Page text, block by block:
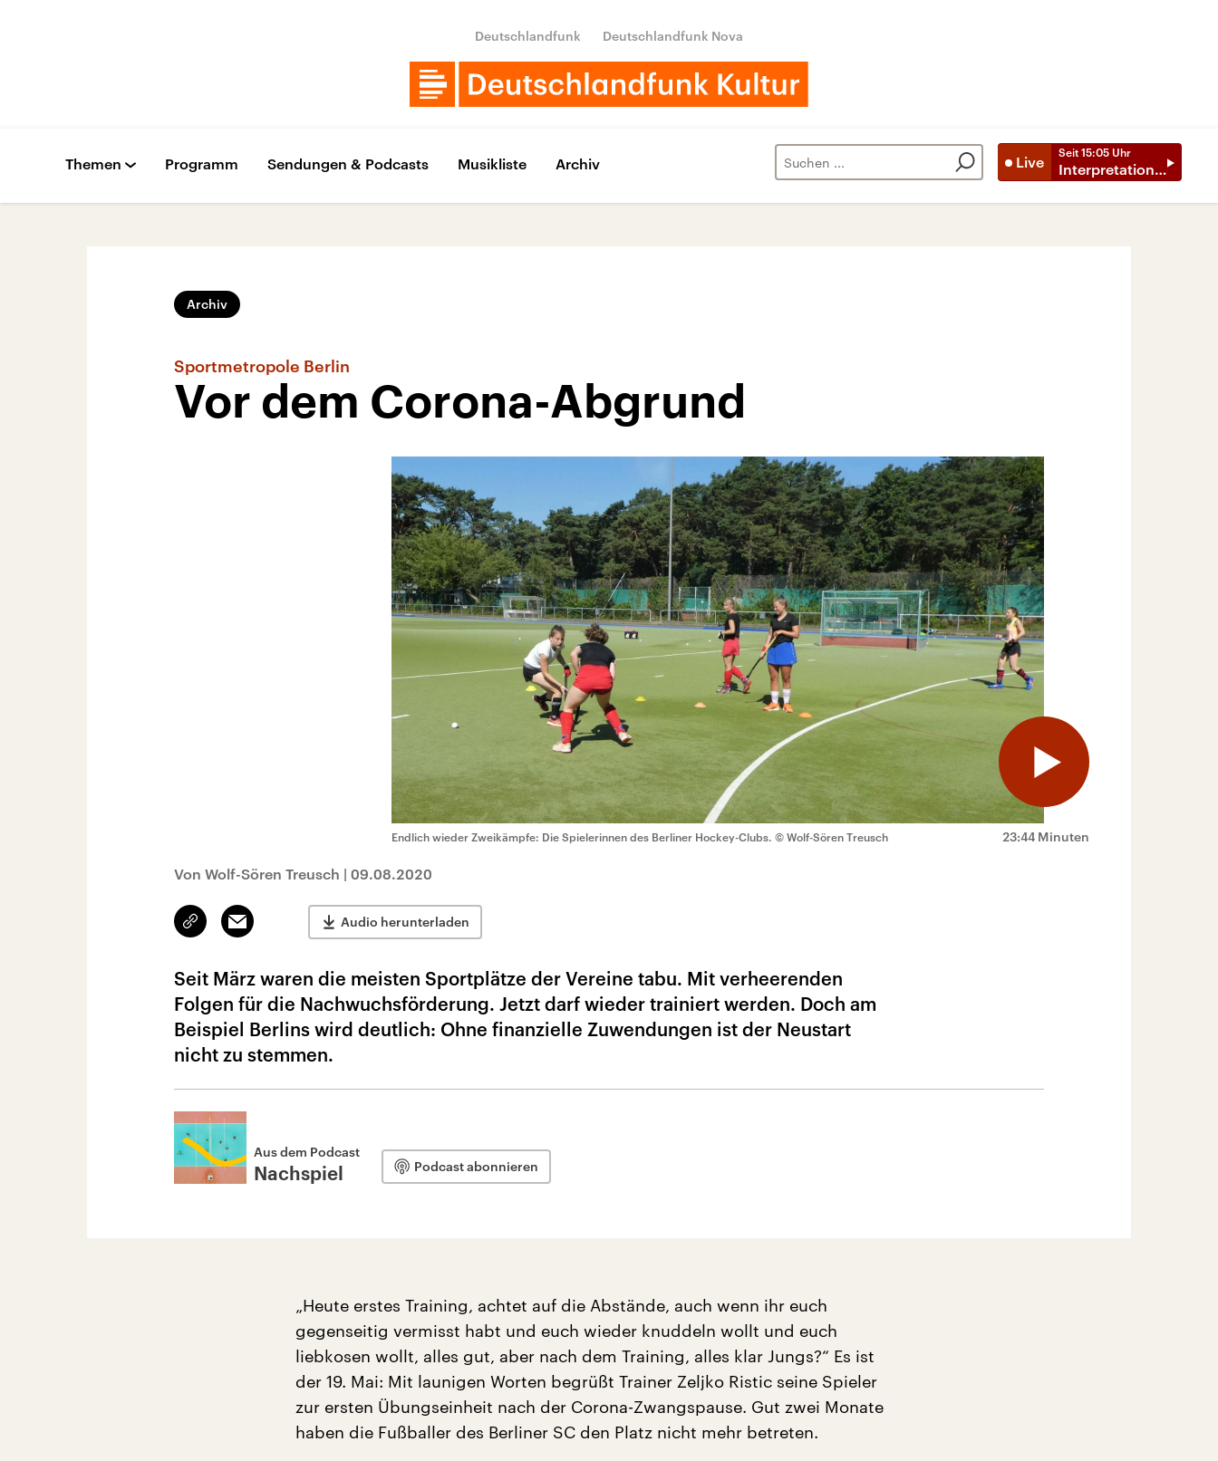
Deutschlandfunk Deutschlandfunk Nova
Live
Seit 15:05 Uhr
Interpretationen
Themen Programm Sendungen & Podcasts Musikliste Archiv
Archiv
Sportmetropole Berlin
Vor dem Corona-Abgrund
23:44 Minuten
Endlich wieder Zweikämpfe: Die Spielerinnen des Berliner Hockey-Clubs. © Wolf-Sören Treusch
Von Wolf-Sören Treusch | 09.08.2020
Link
kopieren/teilen
Email Audio herunterladen
Seit März waren die meisten Sportplätze der Vereine tabu. Mit verheerenden
Folgen für die Nachwuchsförderung. Jetzt darf wieder trainiert werden. Doch am
Beispiel Berlins wird deutlich: Ohne finanzielle Zuwendungen ist der Neustart
nicht zu stemmen.
Aus dem Podcast
Nachspiel Podcast abonnieren
„Heute erstes Training, achtet auf die Abstände, auch wenn ihr euch
gegenseitig vermisst habt und euch wieder knuddeln wollt und euch
liebkosen wollt, alles gut, aber nach dem Training, alles klar Jungs?“ Es ist
der 19. Mai: Mit launigen Worten begrüßt Trainer Zeljko Ristic seine Spieler
zur ersten Übungseinheit nach der Corona-Zwangspause. Gut zwei Monate
haben die Fußballer des Berliner SC den Platz nicht mehr betreten.